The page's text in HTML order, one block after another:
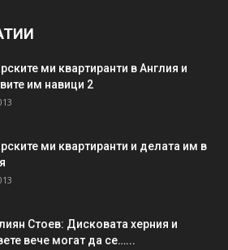
ми квартиранти в Англия и
им навици 2
ми квартиранти и делата им в
Стоев: Дисковата херния и
вече могат да се…...